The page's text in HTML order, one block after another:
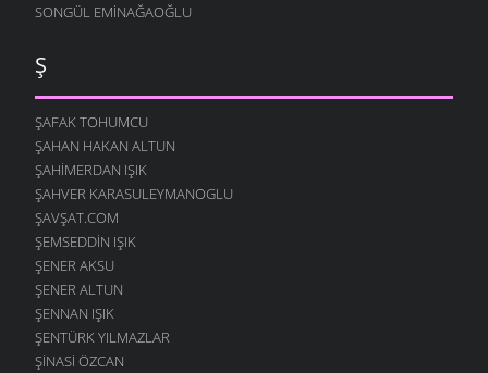
SONGÜL EMINAĞAOĞLU
Ş
ŞAFAK TOHUMCU
ŞAHAN HAKAN ALTUN
ŞAHIMERDAN IŞIK
ŞAHVER KARASULEYMANOGLU
ŞAVŞAT.COM
ŞEMSEDDIN IŞIK
ŞENER AKSU
ŞENER ALTUN
ŞENNAN IŞIK
ŞENTÜRK YILMAZLAR
ŞINASI ÖZCAN